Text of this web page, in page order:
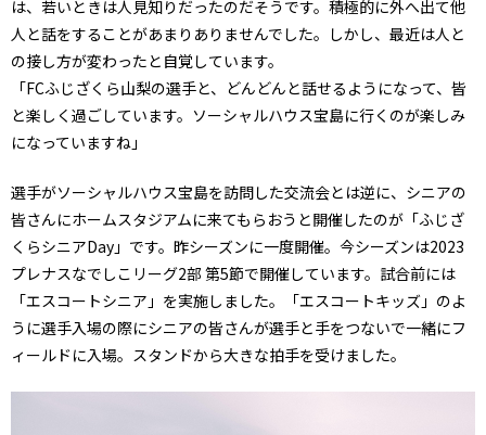
は、若いときは人見知りだったのだそうです。積極的に外へ出て他
人と話をすることがあまりありませんでした。しかし、最近は人と
の接し方が変わったと自覚しています。
「FCふじざくら山梨の選手と、どんどんと話せるようになって、皆
と楽しく過ごしています。ソーシャルハウス宝島に行くのが楽しみ
になっていますね」
選手がソーシャルハウス宝島を訪問した交流会とは逆に、シニアの
皆さんにホームスタジアムに来てもらおうと開催したのが「ふじざ
くらシニアDay」です。昨シーズンに一度開催。今シーズンは2023
プレナスなでしこリーグ2部 第5節で開催しています。試合前には
「エスコートシニア」を実施しました。「エスコートキッズ」のよ
うに選手入場の際にシニアの皆さんが選手と手をつないで一緒にフ
ィールドに入場。スタンドから大きな拍手を受けました。